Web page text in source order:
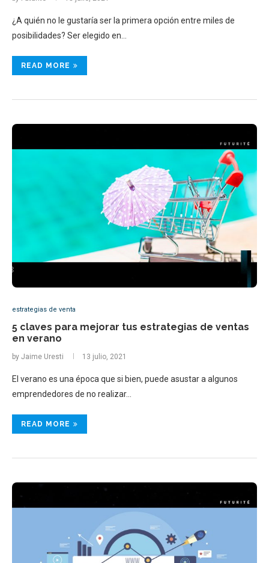
¿A quién no le gustaría ser la primera opción entre miles de
posibilidades? Ser elegido en…
READ MORE
estrategias de venta
5 claves para mejorar tus estrategias de ventas
en verano
by Jaime Uresti 13 julio, 2021
El verano es una época que si bien, puede asustar a algunos
emprendedores de no realizar…
READ MORE